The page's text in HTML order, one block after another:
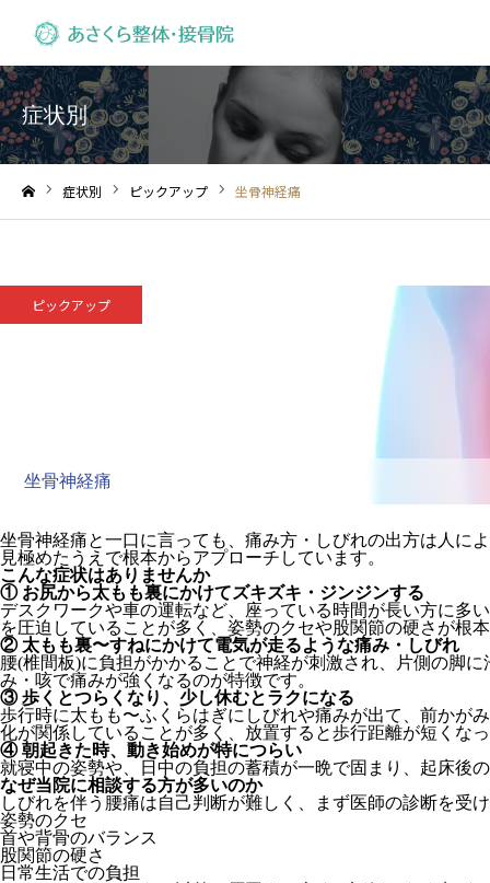
症状別
症状別 ピックアップ 坐骨神経痛
ピックアップ
坐骨神経痛
坐骨神経痛と一口に言っても、痛み方・しびれの出方は人に
見極めたうえで根本からアプローチしています。
こんな症状はありませんか
① お尻から太もも裏にかけてズキズキ・ジンジンする
デスクワークや車の運転など、座っている時間が長い方に多
を圧迫していることが多く、姿勢のクセや股関節の硬さが根
② 太もも裏〜すねにかけて電気が走るような痛み・しびれ
腰(椎間板)に負担がかかることで神経が刺激され、片側の脚
み・咳で痛みが強くなるのが特徴です。
③ 歩くとつらくなり、少し休むとラクになる
歩行時に太もも〜ふくらはぎにしびれや痛みが出て、前かが
化が関係していることが多く、放置すると歩行距離が短くな
④ 朝起きた時、動き始めが特につらい
就寝中の姿勢や、日中の負担の蓄積が一晩で固まり、起床後
なぜ当院に相談する方が多いのか
しびれを伴う腰痛は自己判断が難しく、まず医師の診断を受
姿勢のクセ
首や背骨のバランス
股関節の硬さ
日常生活での負担